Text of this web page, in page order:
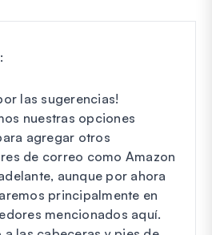
las sugerencias!
nuestras opciones
agregar otros
de correo como Amazon
aunque por ahora
principalmente en
mencionados aquí.